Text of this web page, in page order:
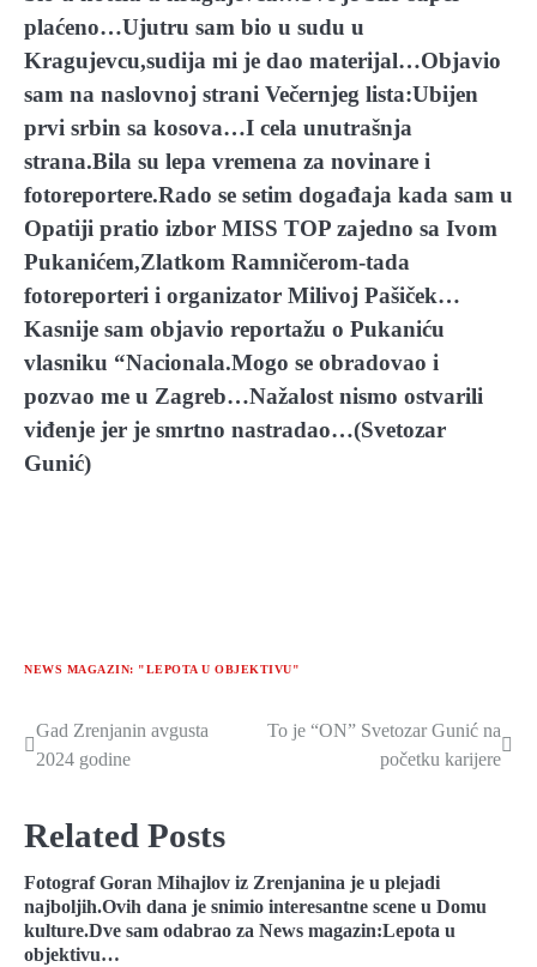
plaćeno…Ujutru sam bio u sudu u
Kragujevcu,sudija mi je dao materijal…Objavio
sam na naslovnoj strani Večernjeg lista:Ubijen
prvi srbin sa kosova…I cela unutrašnja
strana.Bila su lepa vremena za novinare i
fotoreportere.Rado se setim događaja kada sam u
Opatiji pratio izbor MISS TOP zajedno sa Ivom
Pukanićem,Zlatkom Ramničerom-tada
fotoreporteri i organizator Milivoj Pašiček…
Kasnije sam objavio reportažu o Pukaniću
vlasniku “Nacionala.Mogo se obradovao i
pozvao me u Zagreb…Nažalost nismo ostvarili
viđenje jer je smrtno nastradao…(Svetozar
Gunić)
NEWS MAGAZIN: "LEPOTA U OBJEKTIVU"
Navigacija
Gad Zrenjanin avgusta
2024 godine
To je “ON” Svetozar Gunić na
početku karijere
Related Posts
Fotograf Goran Mihajlov iz Zrenjanina je u plejadi
najboljih.Ovih dana je snimio interesantne scene u Domu
kulture.Dve sam odabrao za News magazin:Lepota u
objektivu…